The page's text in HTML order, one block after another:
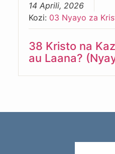
14 Aprili, 2026
Kozi: 03 Nyayo za
38 Kristo na
au Laana?